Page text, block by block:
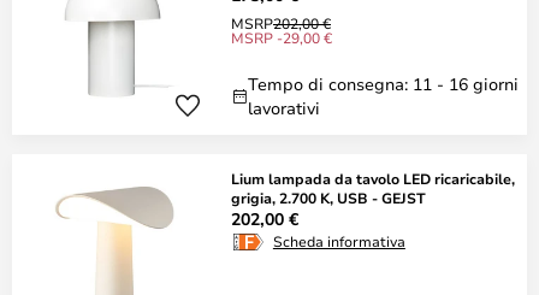
MSRP202,00 €
MSRP -29,00 €
Tempo di consegna: 11 - 16 giorni
lavorativi
Lium lampada da tavolo LED ricaricabile,
grigia, 2.700 K, USB - GEJST
202,00 €
Scheda informativa